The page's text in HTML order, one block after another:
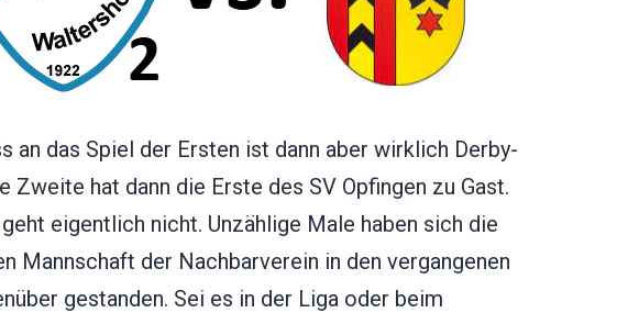
an das Spiel der Ersten ist dann aber wirklich Derby-
Zweite hat dann die Erste des SV Opfingen zu Gast.
eigentlich nicht. Unzählige Male haben sich die
Mannschaft der Nachbarverein in den vergangenen
gestanden. Sei es in der Liga oder beim